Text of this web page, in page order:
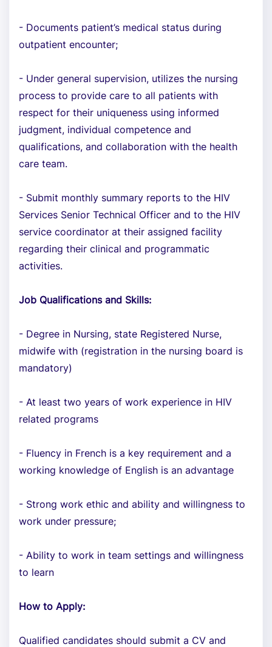
- Documents patient’s medical status during
outpatient encounter;
- Under general supervision, utilizes the nursing
process to provide care to all patients with
respect for their uniqueness using informed
judgment, individual competence and
qualifications, and collaboration with the health
care team.
- Submit monthly summary reports to the HIV
Services Senior Technical Officer and to the HIV
service coordinator at their assigned facility
regarding their clinical and programmatic
activities.
Job Qualifications and Skills:
- Degree in Nursing, state Registered Nurse,
midwife with (registration in the nursing board is
mandatory)
- At least two years of work experience in HIV
related programs
- Fluency in French is a key requirement and a
working knowledge of English is an advantage
- Strong work ethic and ability and willingness to
work under pressure;
- Ability to work in team settings and willingness
to learn
How to Apply:
Qualified candidates should submit a CV and